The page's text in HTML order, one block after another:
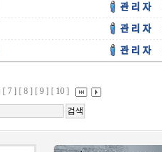
[ 7 ] [ 8 ] [ 9 ] [ 10 ]